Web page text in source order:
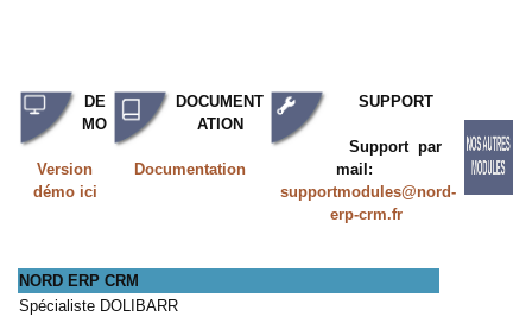
DE
MO
Version
démo ici
DOCUMENT
ATION
Documentation
SUPPORT
Support par
mail:
supportmodules@nord-
erp-crm.fr
NORD ERP CRM
Spécialiste DOLIBARR